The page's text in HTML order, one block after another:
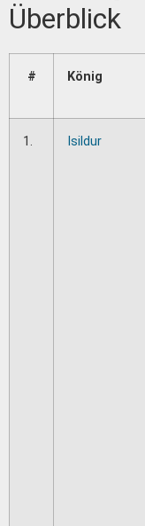
Überblick
# König
1. Isildur